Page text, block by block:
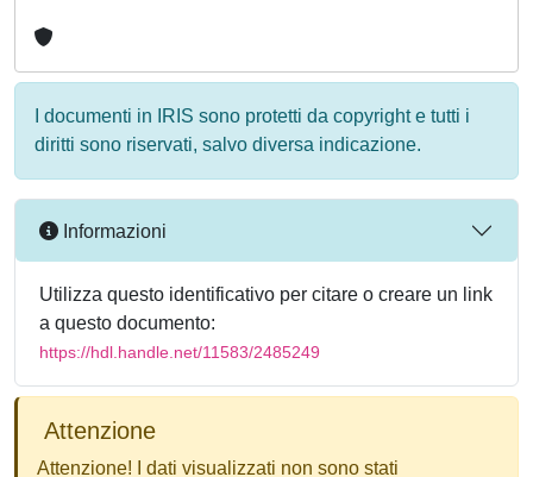
I documenti in IRIS sono protetti da copyright e tutti i
diritti sono riservati, salvo diversa indicazione.
Informazioni
Utilizza questo identificativo per citare o creare un link
a questo documento:
https://hdl.handle.net/11583/2485249
Attenzione
Attenzione! I dati visualizzati non sono stati